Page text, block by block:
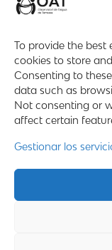
To provide the best
cookies to store
Consenting to
data such as
Not consenting or
affect certain
Gestionar los
Mapa